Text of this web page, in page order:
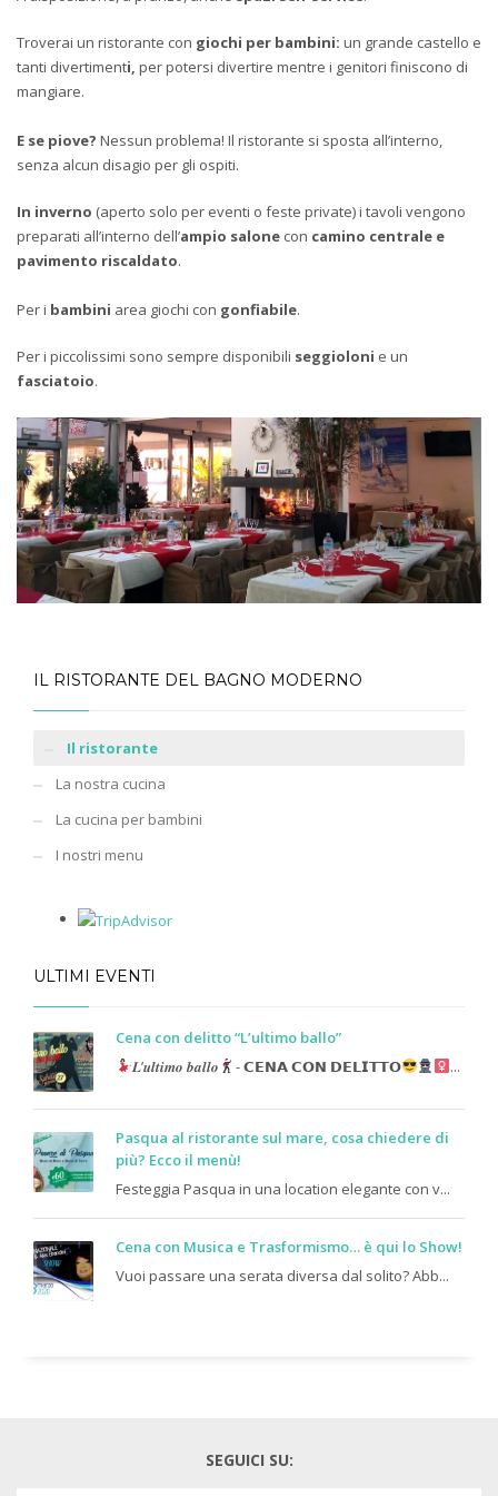
Troverai un ristorante con giochi per bambini: un grande castello e
tanti divertimenti, per potersi divertire mentre i genitori finiscono di
mangiare.
E se piove? Nessun problema! Il ristorante si sposta all’interno,
senza alcun disagio per gli ospiti.
In inverno (aperto solo per eventi o feste private) i tavoli vengono
preparati all’interno dell’ampio salone con camino centrale e
pavimento riscaldato.
Per i bambini area giochi con gonfiabile.
Per i piccolissimi sono sempre disponibili seggioloni e un
fasciatoio.
IL RISTORANTE DEL BAGNO MODERNO
Il ristorante
La nostra cucina
La cucina per bambini
I nostri menu
ULTIMI EVENTI
Cena con delitto “L’ultimo ballo”
𝑳’𝒖𝒍𝒕𝒊𝒎𝒐 𝒃𝒂𝒍𝒍𝒐
- 𝗖𝗘𝗡𝗔 𝗖𝗢𝗡 𝗗𝗘𝗟𝗜𝗧𝗧𝗢 ...
Pasqua al ristorante sul mare, cosa chiedere di
più? Ecco il menù!
Festeggia Pasqua in una location elegante con v...
Cena con Musica e Trasformismo… è qui lo Show!
Vuoi passare una serata diversa dal solito? Abb...
SEGUICI SU: